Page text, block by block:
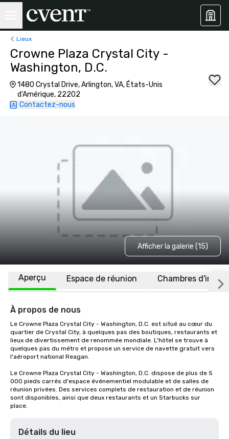
Lieux
Crowne Plaza Crystal City -
Washington, D.C.
1480 Crystal Drive, Arlington, VA, États-Unis
d'Amérique, 22202
Contactez-nous
Afficher la galerie (15)
Aperçu Espace de réunion Chambres
À propos de nous
Le Crowne Plaza Crystal City - Washington, D.C. est situé au cœur du
quartier de Crystal City, à quelques pas des boutiques, restaurants et
lieux de divertissement de renommée mondiale. L'hôtel se trouve à
quelques pas du métro et propose un service de navette gratuit vers
l'aéroport national Reagan.
Le Crowne Plaza Crystal City - Washington, D.C. dispose de plus de 5
000 pieds carrés d'espace événementiel modulable et de salles de
réunion privées. Des services complets de restauration et de réunion
sont disponibles, ainsi que deux restaurants et un Starbucks sur
place.
Détails du lieu